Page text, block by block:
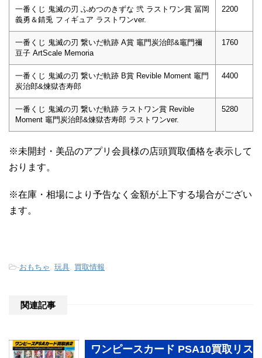
一番くじ 鬼滅の刃 ふめつのきずな 弐 ラストワン賞 冨岡
義勇＆錆兎 フィギュア ラストワンver.
2200
一番くじ 鬼滅の刃 繋いだ軌跡 A賞 竈門炭治郎&竈門禰
豆子 ArtScale Memoria
1760
一番くじ 鬼滅の刃 繋いだ軌跡 B賞 Revible Moment 竈門
炭治郎&煉獄杏寿郎
4400
一番くじ 鬼滅の刃 繋いだ軌跡 ラストワン賞 Revible
Moment 竈門炭治郎&煉獄杏寿郎 ラストワンver.
5280
※未開封・美品のアプリ会員様の店頭買取価格を表示して
おります。
※在庫・相場により予告なく金額が上下する場合がござい
ます。
-おもちゃ 玩具 買取情報
関連記事
ワンピースカード PSA10買取リス